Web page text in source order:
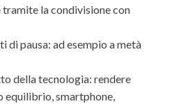
la condivisione con
di pausa: ad esempio a metà
della tecnologia: rendere
equilibrio,smartphone,